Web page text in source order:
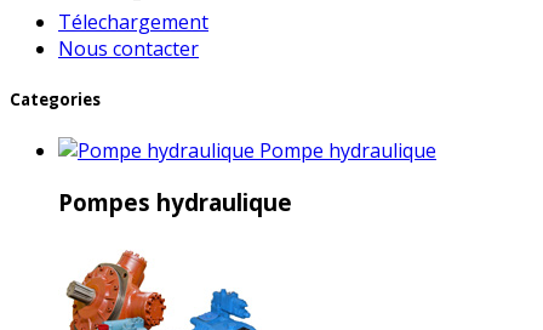
Télechargement
Nous contacter
Categories
Pompe hydraulique
Pompes hydraulique